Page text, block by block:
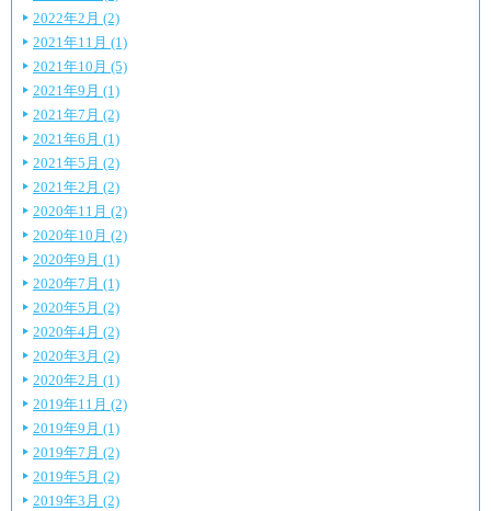
2022年2月 (2)
2021年11月 (1)
2021年10月 (5)
2021年9月 (1)
2021年7月 (2)
2021年6月 (1)
2021年5月 (2)
2021年2月 (2)
2020年11月 (2)
2020年10月 (2)
2020年9月 (1)
2020年7月 (1)
2020年5月 (2)
2020年4月 (2)
2020年3月 (2)
2020年2月 (1)
2019年11月 (2)
2019年9月 (1)
2019年7月 (2)
2019年5月 (2)
2019年3月 (2)